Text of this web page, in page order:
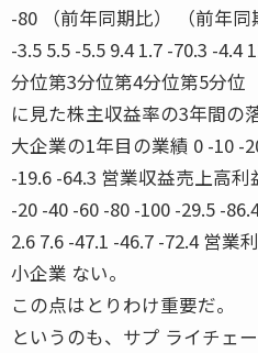
-80 （前年同期比） （前年同
-3.5 5.5 -5.5 9.4 1.7 -70.3 -4.4
分位第3分位第4分位第5分
に見た株主収益率の3年間
大企業の1年目の業績 0 -10 -
-19.6 -64.3 営業収益売上高
-20 -40 -60 -80 -100 -29.5 -
2.6 7.6 -47.1 -46.7 -72.4 営業
小企業 ない。
この点はとりわけ重要だ。
というのも、サプ ライチェ